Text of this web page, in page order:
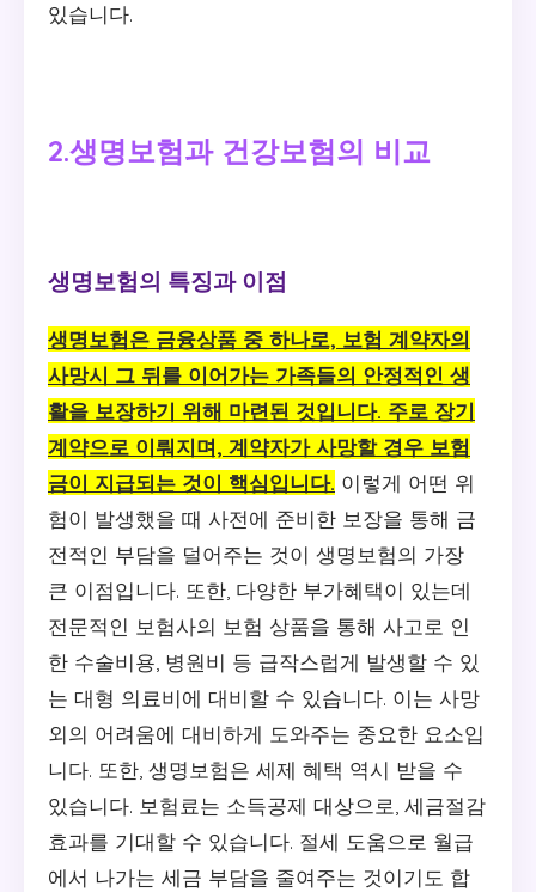
있습니다.
2.생명보험과 건강보험의 비교
생명보험의 특징과 이점
생명보험은 금융상품 중 하나로, 보험 계약자의
사망시 그 뒤를 이어가는 가족들의 안정적인 생
활을 보장하기 위해 마련된 것입니다. 주로 장기
계약으로 이뤄지며, 계약자가 사망할 경우 보험
금이 지급되는 것이 핵심입니다. 이렇게 어떤 위
험이 발생했을 때 사전에 준비한 보장을 통해 금
전적인 부담을 덜어주는 것이 생명보험의 가장
큰 이점입니다. 또한, 다양한 부가혜택이 있는데
전문적인 보험사의 보험 상품을 통해 사고로 인
한 수술비용, 병원비 등 급작스럽게 발생할 수 있
는 대형 의료비에 대비할 수 있습니다. 이는 사망
외의 어려움에 대비하게 도와주는 중요한 요소입
니다. 또한, 생명보험은 세제 혜택 역시 받을 수
있습니다. 보험료는 소득공제 대상으로, 세금절감
효과를 기대할 수 있습니다. 절세 도움으로 월급
에서 나가는 세금 부담을 줄여주는 것이기도 합